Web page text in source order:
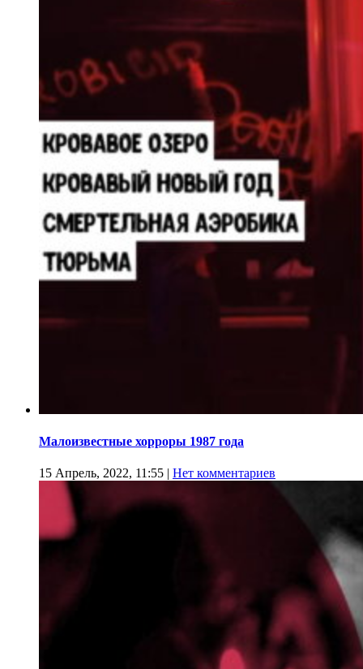
Малоизвестные хорроры 1987 года
15 Апрель, 2022, 11:55 | Нет комментариев